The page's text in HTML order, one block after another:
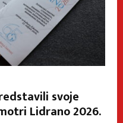
svoje
Lidrano 2026.